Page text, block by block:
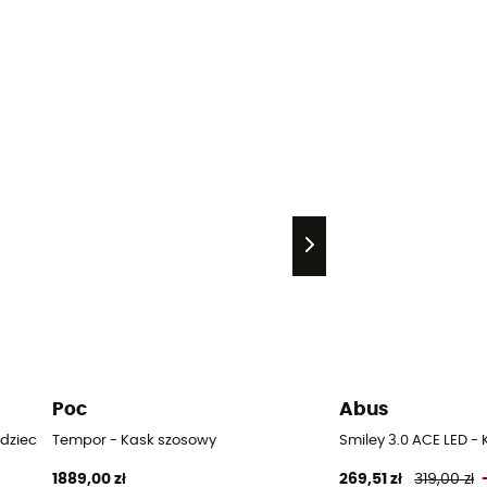
Poc
Tempor - Kask szosowy
1889,00 zł
Abus
Smiley 3.0 ACE LED
269,51 zł 319,00 zł